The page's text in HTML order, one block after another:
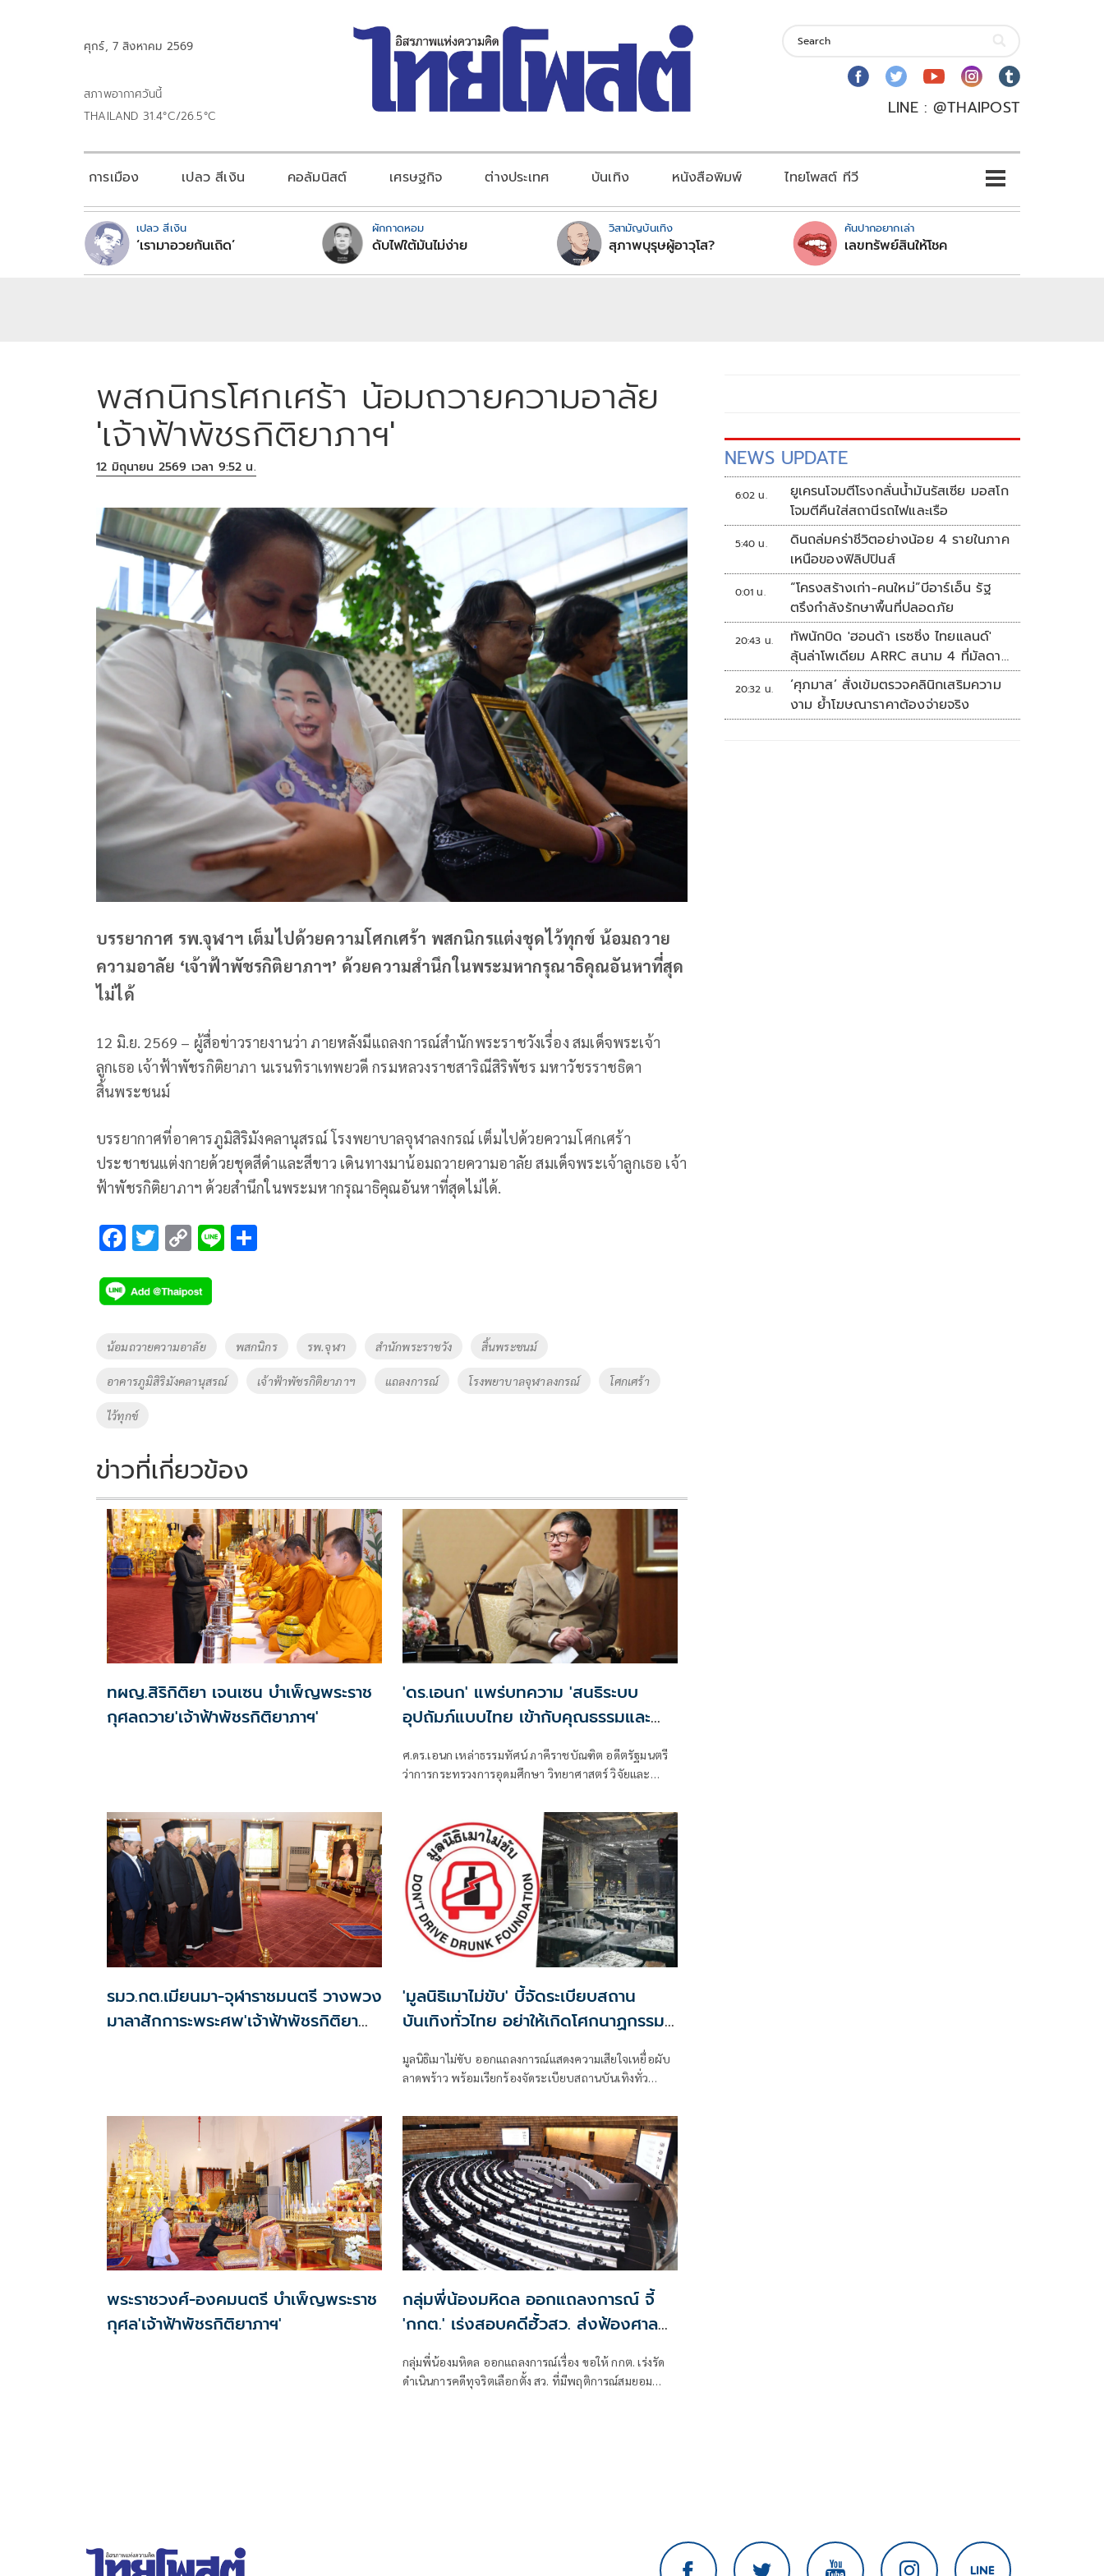
ศุกร์, 7 สิงหาคม 2569
สภาพอากาศวันนี้
THAILAND 31.4°C/26.5°C
LINE : @THAIPOST
การเมือง เปลว สีเงิน คอลัมนิสต์ เศรษฐกิจ ต่างประเทศ บันเทิง หนังสือพิมพ์ ไทยโพสต์ ทีวี
เปลว สีเงิน
‘เรามาอวยกันเถิด’
ผักกาดหอม
ดับไฟใต้มันไม่ง่าย
วิสามัญบันเทิง
สุภาพบุรุษผู้อาวุโส?
คันปากอยากเล่า
เลขทรัพย์สินให้โชค
พสกนิกรโศกเศร้า น้อมถวายความอาลัย
'เจ้าฟ้าพัชรกิติยาภาฯ'
12 มิถุนายน 2569 เวลา 9:52 น.
บรรยากาศ รพ.จุฬาฯ เต็มไปด้วยความโศกเศร้า พสกนิกรแต่งชุดไว้ทุกข์ น้อมถวาย
ความอาลัย ‘เจ้าฟ้าพัชรกิติยาภาฯ’ ด้วยความสำนึกในพระมหากรุณาธิคุณอันหาที่สุด
ไม่ได้
12 มิ.ย. 2569 – ผู้สื่อข่าวรายงานว่า ภายหลังมีแถลงการณ์สำนักพระราชวังเรื่อง สมเด็จพระเจ้า
ลูกเธอ เจ้าฟ้าพัชรกิติยาภา นเรนทิราเทพยวดี กรมหลวงราชสาริณีสิริพัชร มหาวัชรราชธิดา
สิ้นพระชนม์
บรรยากาศที่อาคารภูมิสิริมังคลานุสรณ์ โรงพยาบาลจุฬาลงกรณ์ เต็มไปด้วยความโศกเศร้า
ประชาชนแต่งกายด้วยชุดสีดำและสีขาว เดินทางมาน้อมถวายความอาลัย สมเด็จพระเจ้าลูกเธอ เจ้า
ฟ้าพัชรกิติยาภาฯ ด้วยสำนึกในพระมหากรุณาธิคุณอันหาที่สุดไม่ได้.
F
e
b
o
k
T
tt
er
C
p
y
Li
k
Li
Tags
น้อมถวายความอาลัย พสกนิกร รพ.จุฬา สำนักพระราชวัง สิ้นพระชนม์
อาคารภูมิสิริมังคลานุสรณ์ เจ้าฟ้าพัชรกิติยาภาฯ แถลงการณ์ โรงพยาบาลจุฬาลงกรณ์ โศกเศร้า
ไว้ทุกข์
ข่าวที่เกี่ยวข้อง
ทผญ.สิริกิติยา เจนเซน บำเพ็ญพระราช
กุศลถวาย'เจ้าฟ้าพัชรกิติยาภาฯ'
'ดร.เอนก' แพร่บทความ 'สนธิระบบ
อุปถัมภ์แบบไทย เข้ากับคุณธรรมและ
ศ.ดร.เอนก เหล่าธรรมทัศน์ ภาคีราชบัณฑิต อดีตรัฐมนตรี
ว่าการกระทรวงการอุดมศึกษา วิทยาศาสตร์ วิจัยและ
ไทยเข้ากับคุณธรรมและนวัตกรรมสมัยใหม่"
รมว.กต.เมียนมา-จุฬาราชมนตรี วางพวง
มาลาสักการะพระศพ'เจ้าฟ้าพัชรกิติยา
'มูลนิธิเมาไม่ขับ' บี้จัดระเบียบสถาน
บันเทิงทั่วไทย อย่าให้เกิดโศกนาฏกรรม
มูลนิธิเมาไม่ขับ ออกแถลงการณ์แสดงความเสียใจเหยื่อผับ
ลาดพร้าว พร้อมเรียกร้องจัดระเบียบสถานบันเทิงทั่ว
พระราชวงศ์-องคมนตรี บำเพ็ญพระราช
กุศล'เจ้าฟ้าพัชรกิติยาภาฯ'
กลุ่มพี่น้องมหิดล ออกแถลงการณ์ จี้
'กกต.' เร่งสอบคดีฮั้วสว. ส่งฟ้องศาล
ตามบรรทัดฐาน
กลุ่มพี่น้องมหิดล ออกแถลงการณ์เรื่อง ขอให้ กกต. เร่งรัด
ดำเนินการคดีทุจริตเลือกตั้ง สว. ที่มีพฤติการณ์สมยอม
NEWS UPDATE
6:02 น.
ยูเครนโจมตีโรงกลั่นน้ำมันรัสเซีย มอสโก
โจมตีคืนใส่สถานีรถไฟและเรือ
5:40 น.
ดินถล่มคร่าชีวิตอย่างน้อย 4 รายในภาค
เหนือของฟิลิปปินส์
0:01 น.
“โครงสร้างเก่า-คนใหม่”บีอาร์เอ็น รัฐ
ตรึงกำลังรักษาพื้นที่ปลอดภัย
20:43 น.
ทัพนักบิด 'ฮอนด้า เรซซิ่ง ไทยแลนด์'
ลุ้นล่าโพเดียม ARRC สนาม 4 ที่มัลดาลิ
กา
20:32 น.
‘ศุภมาส’ สั่งเข้มตรวจคลินิกเสริมความ
งาม ย้ำโฆษณาราคาต้องจ่ายจริง